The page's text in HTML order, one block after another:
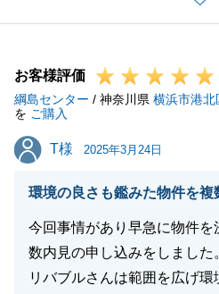
その後、不安点をお話しす
ご購入いただけき、大変嬉し
お客様からの「ありがとう
いお言葉が、私たちの何より
今後も、お客様にご安心いた
引き続き、何かご不明な点や
ら、お気軽にお申し付けくだ
今後とも、東急リバブルをよ
す。
お客様評価
綱島センター / 神奈川県 横浜市港北
を ご購入
T様
T様 2025年3月24日
環境の良さも鑑みた物件を
今回事情があり早急に物件
数内見の申し込みをしました
リバブルさんは範囲を広げ